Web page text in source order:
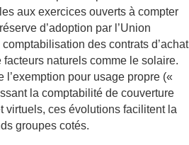
aux exercices ouverts à compter
d’adoption par l’Union
des contrats d’achat
facteurs naturels comme le solaire.
l’exemption pour usage propre («
la comptabilité de couverture
virtuels, ces évolutions facilitent la
groupes cotés.